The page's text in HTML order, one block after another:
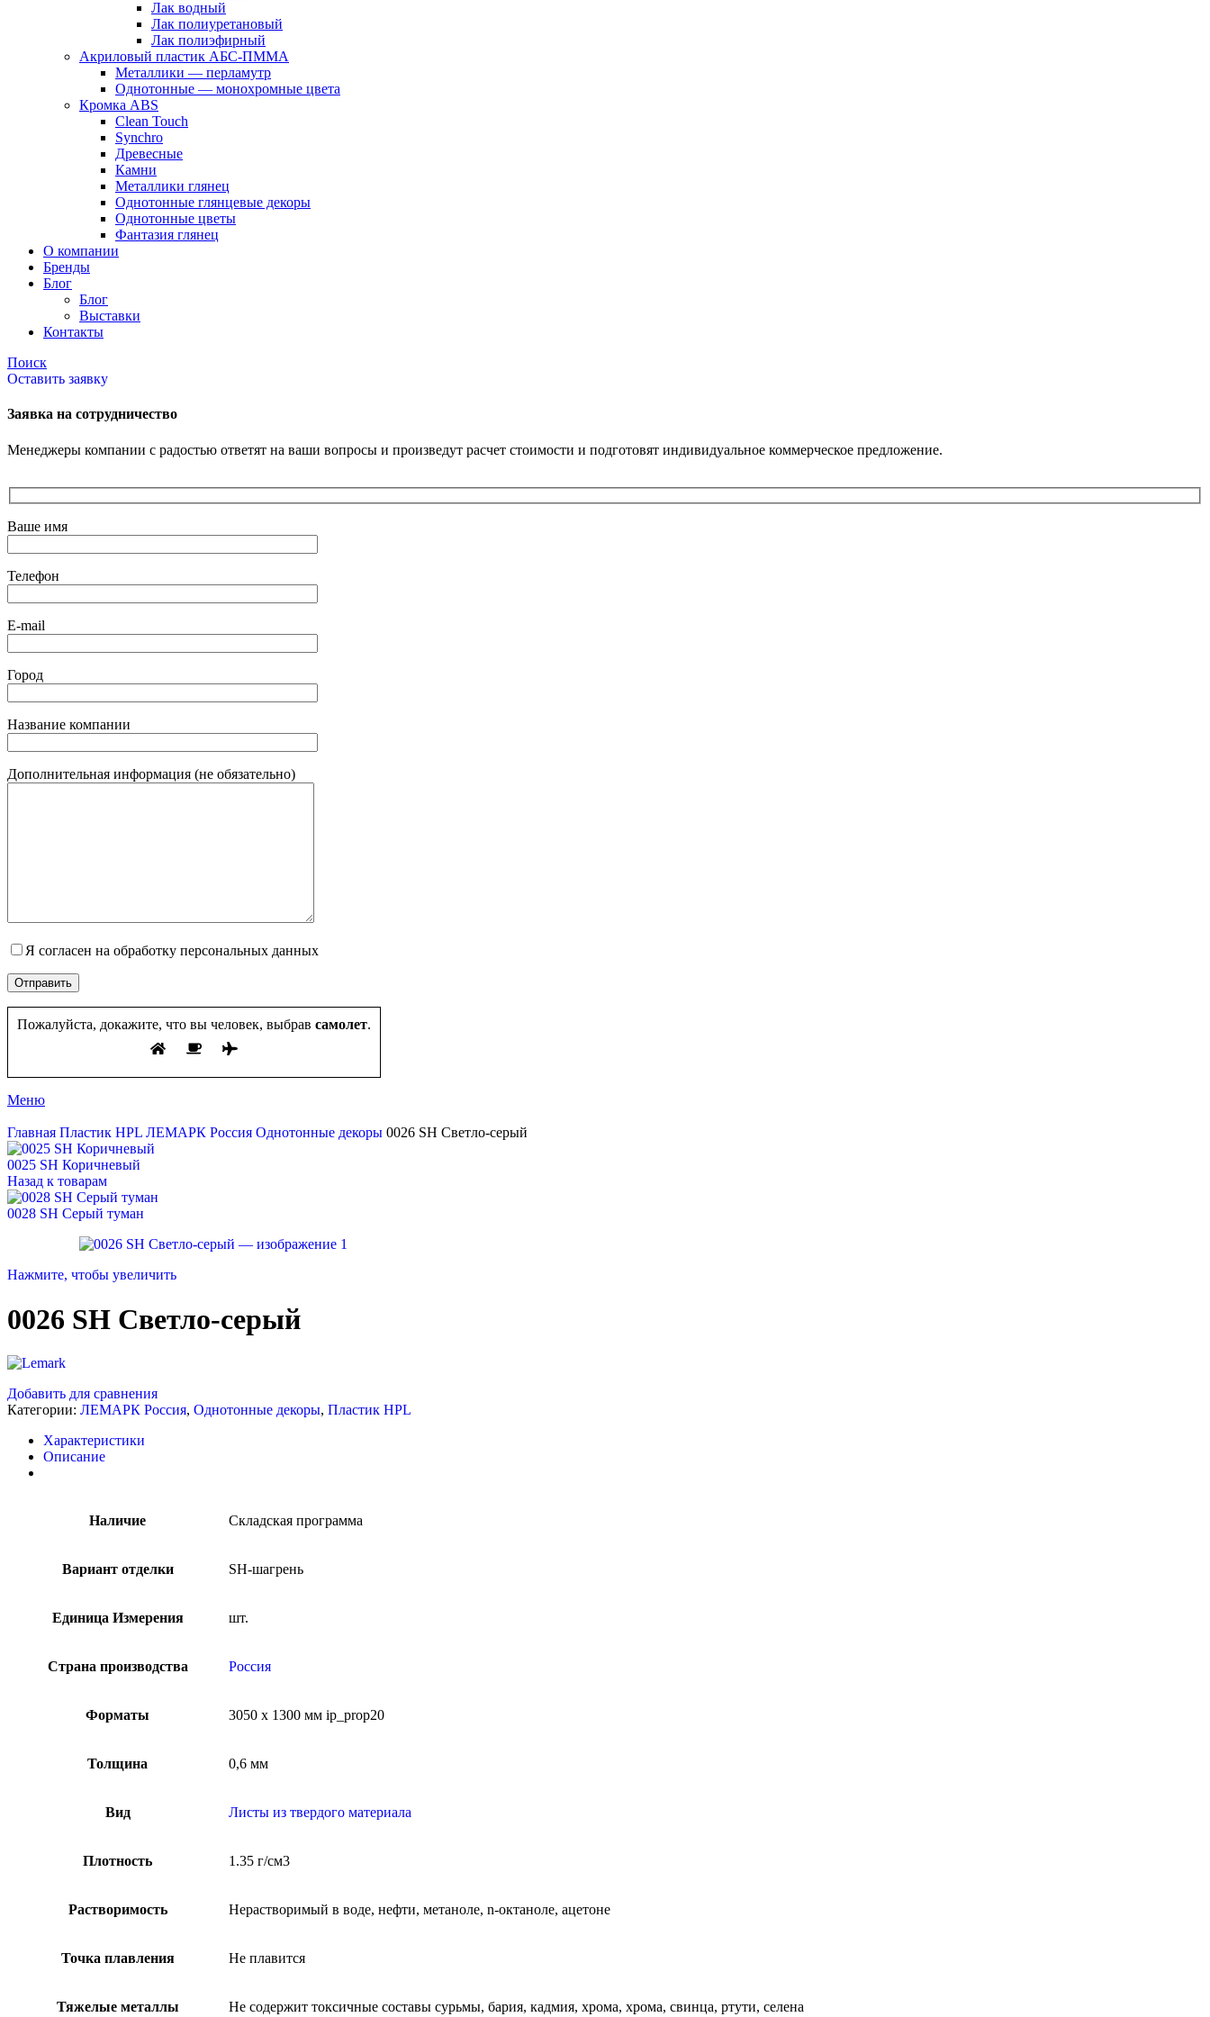
Лак водный
Лак полиуретановый
Лак полиэфирный
Акриловый пластик АБС-ПММА
Металлики — перламутр
Однотонные — монохромные цвета
Кромка ABS
Clean Touch
Synchro
Древесные
Камни
Металлики глянец
Однотонные глянцевые декоры
Однотонные цветы
Фантазия глянец
О компании
Бренды
Блог
Блог
Выставки
Контакты
Поиск
Оставить заявку
Заявка на сотрудничество
Менеджеры компании с радостью ответят на ваши вопросы и произведут расчет стоимости и подготовят индивидуальное коммерческое предложение.
Ваше имя
Телефон
E-mail
Город
Название компании
Дополнительная информация (не обязательно)
Я согласен на обработку персональных данных
Пожалуйста, докажите, что вы человек, выбрав самолет.
Меню
Главная Пластик HPL ЛЕМАРК Россия Однотонные декоры 0026 SH Светло-серый
0025 SH Коричневый
Назад к товарам
0028 SH Серый туман
Нажмите, чтобы увеличить
0026 SH Светло-серый
Добавить для сравнения
Категории: ЛЕМАРК Россия, Однотонные декоры, Пластик HPL
Характеристики
Описание
Наличие Складская программа
Вариант отделки SH-шагрень
Единица Измерения шт.
Страна производства Россия
Форматы 3050 x 1300 мм ip_prop20
Толщина 0,6 мм
Вид Листы из твердого материала
Плотность 1.35 г/см3
Растворимость Нерастворимый в воде, нефти, метаноле, n-октаноле, ацетоне
Точка плавления Не плавится
Тяжелые металлы Не содержит токсичные составы сурьмы, бария, кадмия, хрома, хрома, свинца, ртути, селена